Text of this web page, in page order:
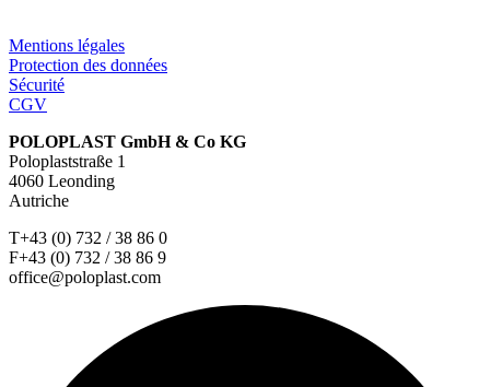
Mentions légales
Protection des données
Sécurité
CGV
POLOPLAST GmbH & Co KG
Poloplaststraße 1
4060 Leonding
Autriche
T+43 (0) 732 / 38 86 0
F+43 (0) 732 / 38 86 9
office@poloplast.com